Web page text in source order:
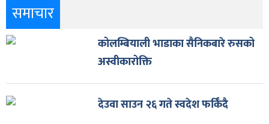
समाचार
कोलम्बियाली भाडाका सैनिकबारे रुसको
अस्वीकारोक्ति
देउवा साउन २६ गते स्वदेश फर्किँदै